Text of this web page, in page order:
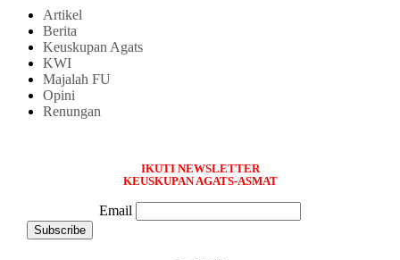
Artikel
Berita
Keuskupan Agats
KWI
Majalah FU
Opini
Renungan
IKUTI NEWSLETTER
KEUSKUPAN AGATS-ASMAT
Email